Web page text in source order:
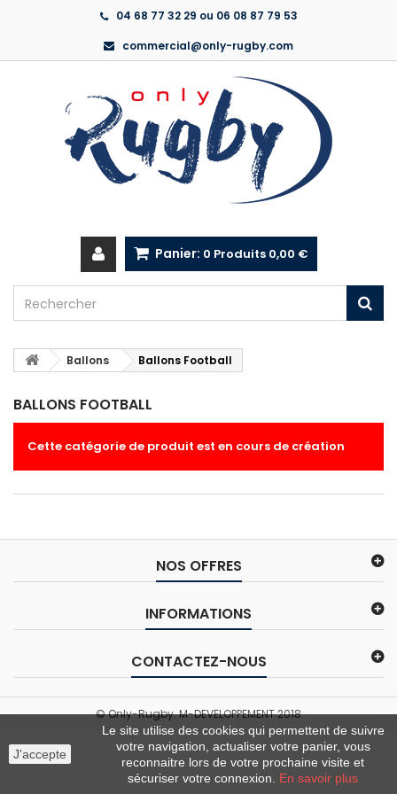
04 68 77 32 29 ou 06 08 87 79 53
commercial@only-rugby.com
Panier: 0 Produits 0,00 €
Ballons Ballons Football
BALLONS FOOTBALL
Cette catégorie de produit est en cours de création
NOS OFFRES
INFORMATIONS
© Only-Rugby. M-DEVELOPPEMENT 2018
CONTACTEZ-NOUS
J'accepte
Le site utilise des cookies qui permettent de suivre
votre navigation, actualiser votre panier, vous
reconnaitre lors de votre prochaine visite et
sécuriser votre connexion. En savoir plus